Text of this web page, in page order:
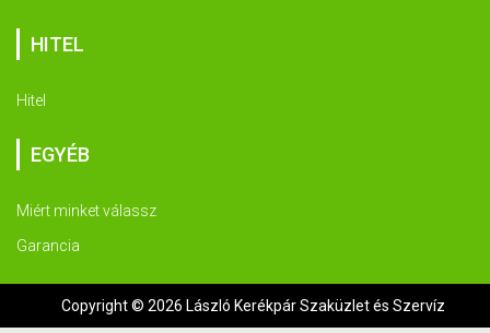
HITEL
Hitel
EGYÉB
Miért minket válassz
Garancia
Copyright © 2026 László Kerékpár Szaküzlet és Szervíz